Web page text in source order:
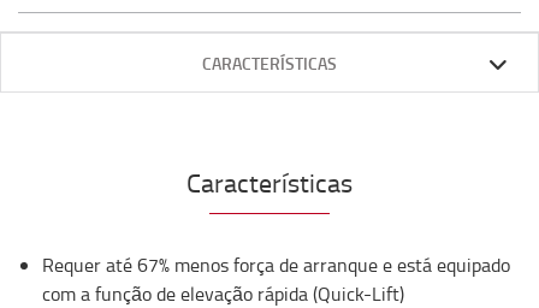
CARACTERÍSTICAS
Características
Requer até 67% menos força de arranque e está equipado
com a função de elevação rápida (Quick-Lift)